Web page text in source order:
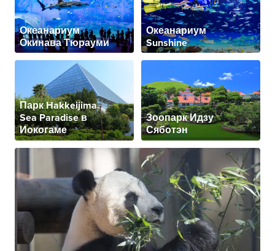
Океанариум
Окинава Тюрауми
Океанариум
Sunshine
Парк Hakkeijima
Sea Paradise в
Иокогаме
Зоопарк Идзу
Сяботэн